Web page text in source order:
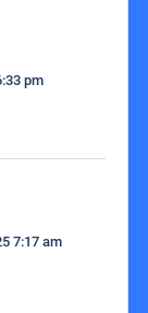
pm
7:17 am